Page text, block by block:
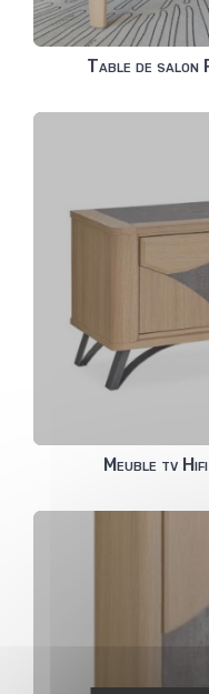
Table de salon
Meuble tv